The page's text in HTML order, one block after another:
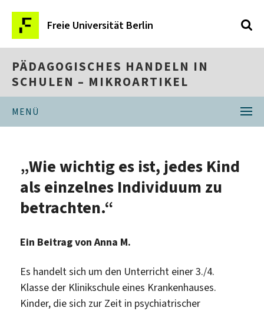
Freie Universität Berlin
PÄDAGOGISCHES HANDELN IN
SCHULEN – MIKROARTIKEL
MENÜ
„Wie wichtig es ist, jedes Kind
als einzelnes Individuum zu
betrachten.“
Ein Beitrag von Anna M.
Es handelt sich um den Unterricht einer 3./4.
Klasse der Klinikschule eines Krankenhauses.
Kinder, die sich zur Zeit in psychiatrischer